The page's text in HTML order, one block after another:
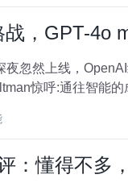
，GPT-4o
夜忽然上线，
惊呼:通往智能
：懂得不多